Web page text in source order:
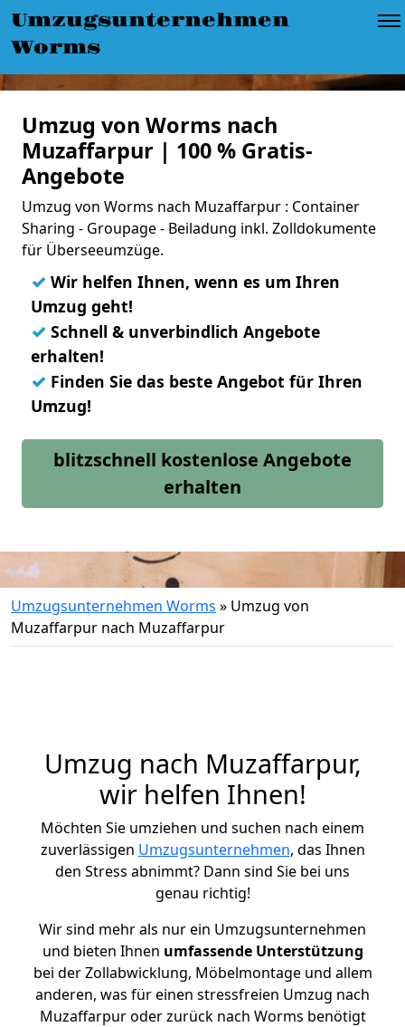
Umzugsunternehmen
Worms
Umzug von Worms nach
Muzaffarpur | 100 % Gratis-
Angebote
Umzug von Worms nach Muzaffarpur : Container
Sharing - Groupage - Beiladung inkl. Zolldokumente
für Überseeumzüge.
✓ Wir helfen Ihnen, wenn es um Ihren
Umzug geht!
✓ Schnell & unverbindlich Angebote
erhalten!
✓ Finden Sie das beste Angebot für Ihren
Umzug!
blitzschnell kostenlose Angebote
erhalten
Umzugsunternehmen Worms » Umzug von
Muzaffarpur nach Muzaffarpur
Umzug nach Muzaffarpur,
wir helfen Ihnen!
Möchten Sie umziehen und suchen nach einem
zuverlässigen Umzugsunternehmen, das Ihnen
den Stress abnimmt? Dann sind Sie bei uns
genau richtig!
Wir sind mehr als nur ein Umzugsunternehmen
und bieten Ihnen umfassende Unterstützung
bei der Zollabwicklung, Möbelmontage und allem
anderen, was für einen stressfreien Umzug nach
Muzaffarpur oder zurück nach Worms benötigt